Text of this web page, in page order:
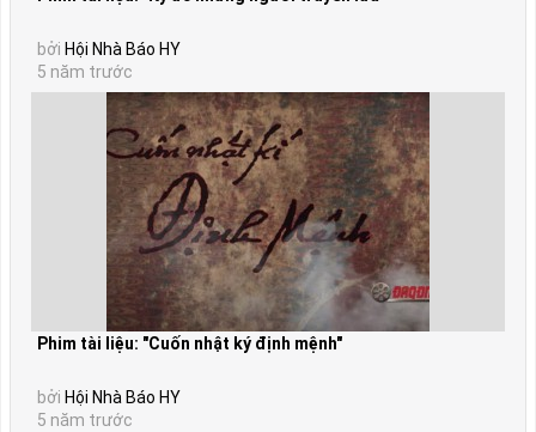
bởi Hội Nhà Báo HY
5 năm trước
Phim tài liệu: "Cuốn nhật ký định mệnh"
bởi Hội Nhà Báo HY
5 năm trước